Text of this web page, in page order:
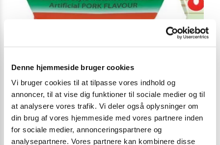
Denne hjemmeside bruger cookies
Vi bruger cookies til at tilpasse vores indhold og
annoncer, til at vise dig funktioner til sociale medier og til
at analysere vores trafik. Vi deler også oplysninger om
din brug af vores hjemmeside med vores partnere inden
for sociale medier, annonceringspartnere og
analysepartnere. Vores partnere kan kombinere disse